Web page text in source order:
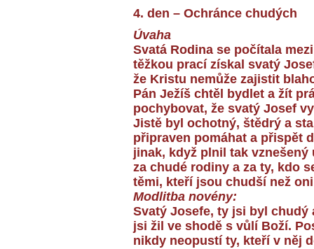
4. den – Ochránce chudých
Úvaha
Svatá Rodina se počítala
těžkou prací získal svatý
že Kristu nemůže zajistit
Pán Ježíš chtěl bydlet a žít
pochybovat, že svatý Josef
Jistě byl ochotný, štědrý a
připraven pomáhat a přispět
jinak, když plnil tak
za chudé rodiny a za ty, kdo
těmi, kteří jsou chudší než
Modlitba novény:
Svatý Josefe, ty jsi byl chudý
jsi žil ve shodě s vůlí Boží.
nikdy neopustí ty, kteří v něj